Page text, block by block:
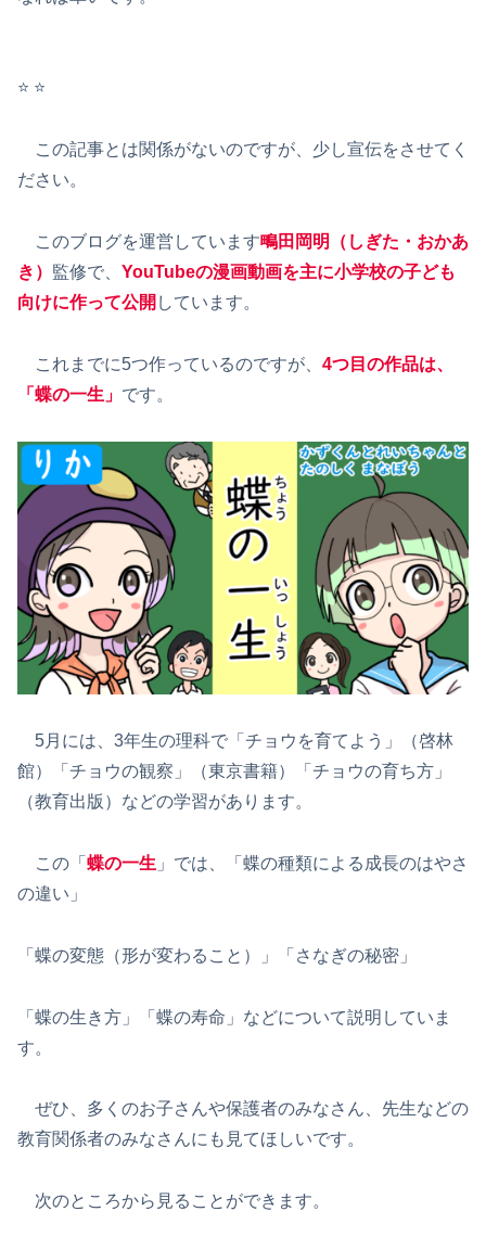
⭐️ ⭐️
この記事とは関係がないのですが、少し宣伝をさせてく
ださい。
このブログを運営しています鴫田岡明（しぎた・おかあ
き） 監修で、 YouTubeの漫画動画を主に小学校の子ども
向けに作って公開 しています。
これまでに5つ作っているのですが、 4つ目の作品は、
「蝶の一生」 です。
5月には、3年生の理科で「チョウを育てよう」（啓林
館）「チョウの観察」（東京書籍）「チョウの育ち方」
（教育出版）などの学習があります。
この「 蝶の一生 」では、「蝶の種類による成長のはやさ
の違い」
「蝶の変態（形が変わること）」「さなぎの秘密」
「蝶の生き方」「蝶の寿命」などについて説明していま
す。
ぜひ、多くのお子さんや保護者のみなさん、先生などの
教育関係者のみなさんにも見てほしいです。
次のところから見ることができます。